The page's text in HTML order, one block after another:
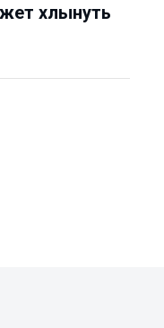
хлынуть